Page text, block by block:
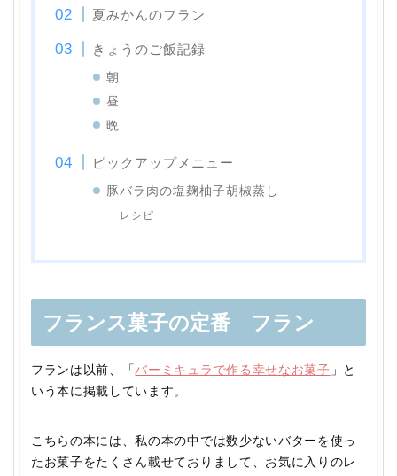
夏みかんのフラン
きょうのご飯記録
朝
昼
晩
ピックアップメニュー
豚バラ肉の塩麹柚子胡椒蒸し
レシピ
フランス菓子の定番 フラン
フランは以前、「バーミキュラで作る幸せなお菓子 」と
いう本に掲載しています。
こちらの本には、私の本の中では数少ないバターを使っ
たお菓子をたくさん載せておりまして、お気に入りのレ